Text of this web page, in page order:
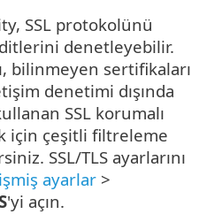
SSL protokolünü
denetleyebilir.
bilinmeyen sertifikaları
denetimi dışında
SSL korumalı
için çeşitli filtreleme
SSL/TLS ayarlarını
ayarlar >
'yi açın.